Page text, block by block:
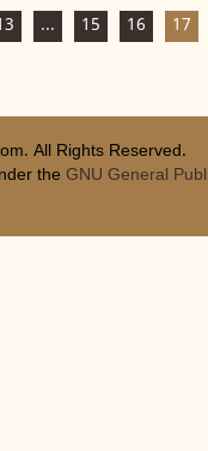
... 15 16 17
All Rights Reserved.
the GNU General